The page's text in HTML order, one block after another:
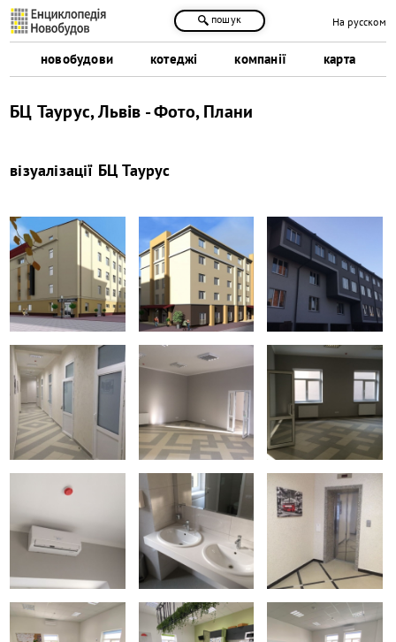
новобудови котеджі компанії карта
пошук На русском
БЦ Таурус, Львів - Фото, Плани
візуалізації БЦ Таурус